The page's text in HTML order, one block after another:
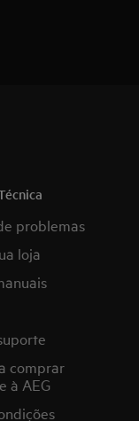
problemas
loja
comprar
à AEG